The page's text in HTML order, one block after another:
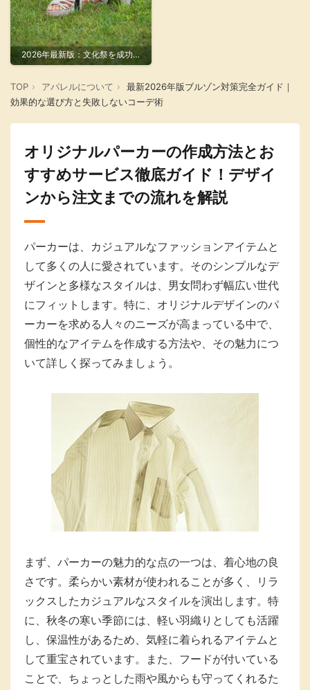
2026年最新版：文化祭を成功さ
せるクラスTシャツのデザイン
と作り方ガイド
TOP アパレルについて
最新2026年版ブルゾン対策完全ガイド｜
効果的な選び方と失敗しないコーデ術
オリジナルパーカーの作成方法とお
すすめサービス徹底ガイド！デザイ
ンから注文までの流れを解説
パーカーは、カジュアルなファッションアイテムと
して多くの人に愛されています。そのシンプルなデ
ザインと多様なスタイルは、男女問わず幅広い世代
にフィットします。特に、オリジナルデザインのパ
ーカーを求める人々のニーズが高まっている中で、
個性的なアイテムを作成する方法や、その魅力につ
いて詳しく探ってみましょう。
まず、パーカーの魅力的な点の一つは、着心地の良
さです。柔らかい素材が使われることが多く、リラ
ックスしたカジュアルなスタイルを演出します。特
に、秋冬の寒い季節には、軽い羽織りとしても活躍
し、保温性があるため、気軽に着られるアイテムと
して重宝されています。また、フードが付いている
ことで、ちょっとした雨や風からも守ってくれるた